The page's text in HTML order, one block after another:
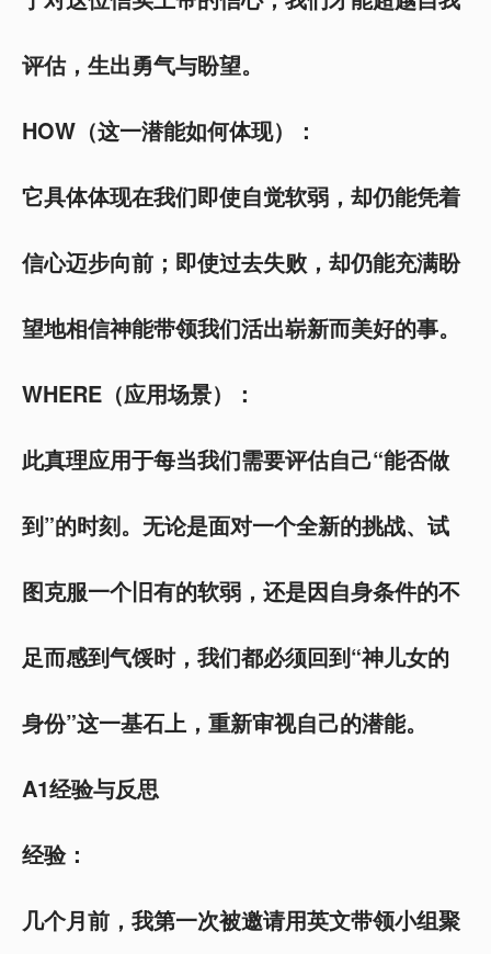
评估，生出勇气与盼望。
HOW（这一潜能如何体现）：
它具体体现在我们即使自觉软弱，却仍能凭着
信心迈步向前；即使过去失败，却仍能充满盼
望地相信神能带领我们活出崭新而美好的事。
WHERE（应用场景）：
此真理应用于每当我们需要评估自己“能否做
到”的时刻。无论是面对一个全新的挑战、试
图克服一个旧有的软弱，还是因自身条件的不
足而感到气馁时，我们都必须回到“神儿女的
身份”这一基石上，重新审视自己的潜能。
A1经验与反思
经验：
几个月前，我第一次被邀请用英文带领小组聚